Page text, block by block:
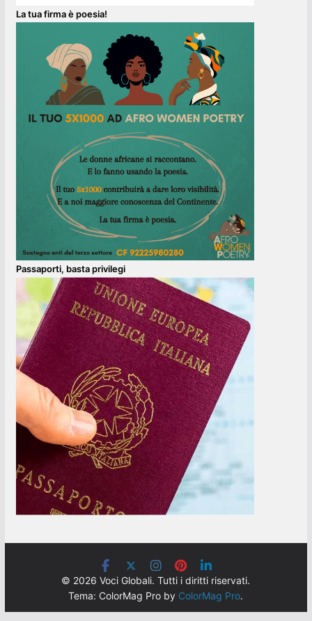
La tua firma è poesia!
Passaporti, basta privilegi
© 2026 Voci Globali. Tutti i diritti riservati.
Tema: ColorMag Pro by ColorMag Pro.